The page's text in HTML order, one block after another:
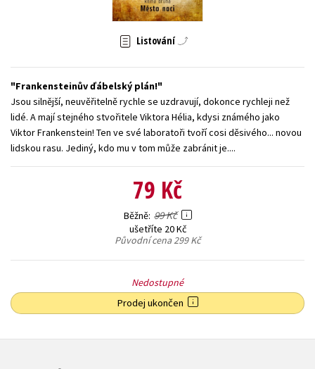
Zahraniční literatura
Všechny tituly
Listování
Frankensteinův ďábelský plán!
Jsou silnější, neuvěřitelně rychle se uzdravují, dokonce rychleji než
lidé. A mají stejného stvořitele Viktora Hélia, kdysi známého jako
Viktor Frankenstein! Ten ve své laboratoři tvoří cosi děsivého... novou
lidskou rasu. Jediný, kdo mu v tom může zabránit je....
79 Kč
Běžně 99 Kč
ušetříte 20 Kč
Původní cena299 Kč
Nedostupné
Prodej ukončen